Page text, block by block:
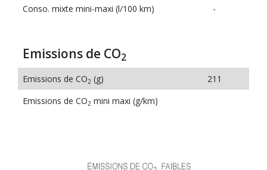
Conso. mixte mini-maxi (l/100 km)
-
Emissions de CO2
Emissions de CO2 (g)
211
Emissions de CO2 mini maxi (g/km)